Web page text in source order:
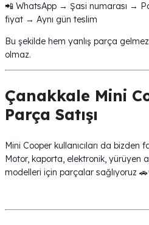
📲 WhatsApp → Şasi numarası →
fiyat → Aynı gün teslim
Bu şekilde hem yanlış parça
olmaz.
Çanakkale Mini
Parça Satışı
Mini Cooper kullanıcıları da bizden
Motor, kaporta, elektronik, yürüyen
modelleri için parçalar sağlıyoruz